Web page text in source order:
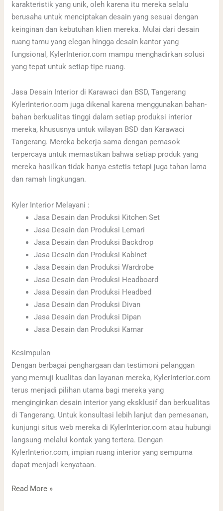
karakteristik yang unik, oleh karena itu mereka selalu
berusaha untuk menciptakan desain yang sesuai dengan
keinginan dan kebutuhan klien mereka. Mulai dari desain
ruang tamu yang elegan hingga desain kantor yang
fungsional, KylerInterior.com mampu menghadirkan solusi
yang tepat untuk setiap tipe ruang.
Jasa Desain Interior di Karawaci dan BSD, Tangerang
KylerInterior.com juga dikenal karena menggunakan bahan-
bahan berkualitas tinggi dalam setiap produksi interior
mereka, khususnya untuk wilayan BSD dan Karawaci
Tangerang. Mereka bekerja sama dengan pemasok
terpercaya untuk memastikan bahwa setiap produk yang
mereka hasilkan tidak hanya estetis tetapi juga tahan lama
dan ramah lingkungan.
Kyler Interior Melayani :
Jasa Desain dan Produksi Kitchen Set
Jasa Desain dan Produksi Lemari
Jasa Desain dan Produksi Backdrop
Jasa Desain dan Produksi Kabinet
Jasa Desain dan Produksi Wardrobe
Jasa Desain dan Produksi Headboard
Jasa Desain dan Produksi Headbed
Jasa Desain dan Produksi Divan
Jasa Desain dan Produksi Dipan
Jasa Desain dan Produksi Kamar
Kesimpulan
Dengan berbagai penghargaan dan testimoni pelanggan
yang memuji kualitas dan layanan mereka, KylerInterior.com
terus menjadi pilihan utama bagi mereka yang
menginginkan desain interior yang eksklusif dan berkualitas
di Tangerang. Untuk konsultasi lebih lanjut dan pemesanan,
kunjungi situs web mereka di KylerInterior.com atau hubungi
langsung melalui kontak yang tertera. Dengan
KylerInterior.com, impian ruang interior yang sempurna
dapat menjadi kenyataan.
Read More »